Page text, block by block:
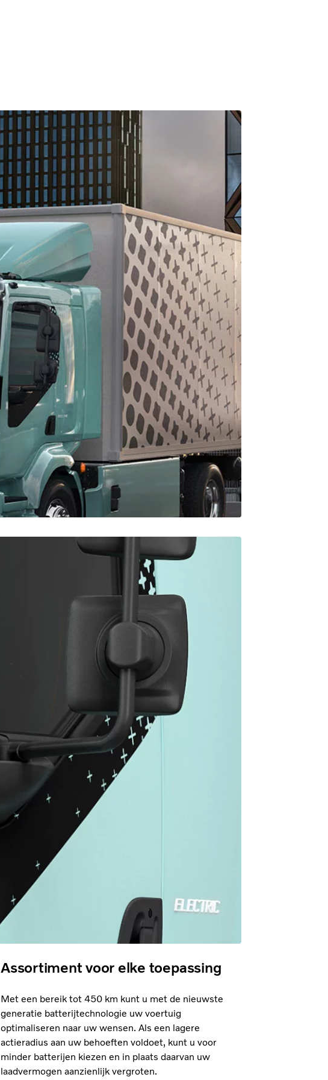
Assortiment voor elke toepassing
Met een bereik tot 450 km kunt u met de nieuwste
generatie batterijtechnologie uw voertuig
optimaliseren naar uw wensen. Als een lagere
actieradius aan uw behoeften voldoet, kunt u voor
minder batterijen kiezen en in plaats daarvan uw
laadvermogen aanzienlijk vergroten.